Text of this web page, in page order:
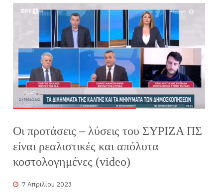
Οι προτάσεις – λύσεις του ΣΥΡΙΖΑ ΠΣ
είναι ρεαλιστικές και απόλυτα
κοστολογημένες (video)
7 Απριλίου 2023